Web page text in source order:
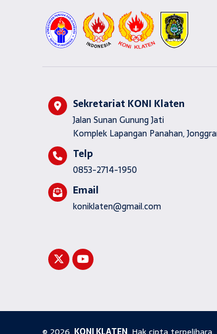
Sekretariat KONI Klaten
Jalan Sunan Gunung Jati
Komplek Lapangan Panahan,
Telp
0853-2714-1950
Email
koniklaten@gmail.com